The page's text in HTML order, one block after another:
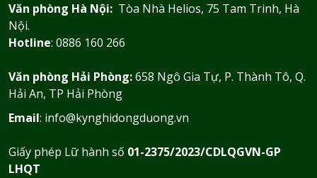
Văn phòng Hà Nội: Tòa Nhà Helios, 75 Tam Trinh, Hà
Nội.
Hotline: 0886 160 266
Văn phòng Hải Phòng:658 Ngô Gia Tự, P. Thành Tô, Q.
Hải An, TP Hải Phòng
Email: info@kynghidongduong.vn
Giấy phép Lữ hành số 01-2375/2023/CDLQGVN-GP
LHQT